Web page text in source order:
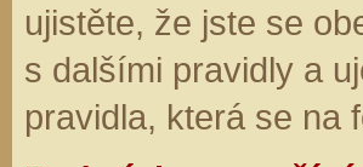
ujistěte, že jste se
s dalšími pravidly a
pravidla, která se na